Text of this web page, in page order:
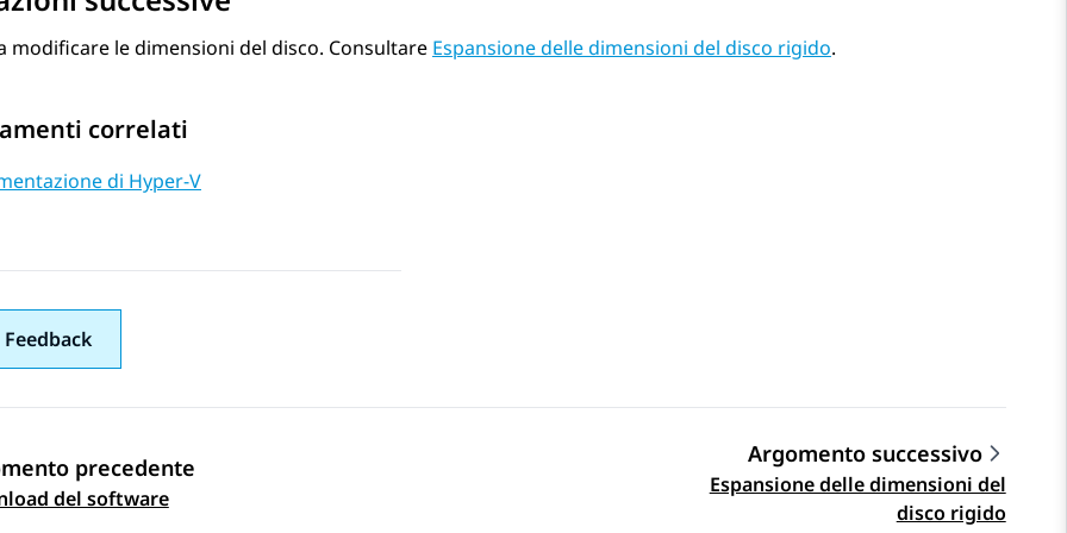
modificare le dimensioni del disco. Consultare Espansione delle dimensioni del disco rigido.
correlati
di Hyper-V
Feedback
argomento
precedente
del software
Argomento successivo
Espansione delle dimensioni del
disco rigido